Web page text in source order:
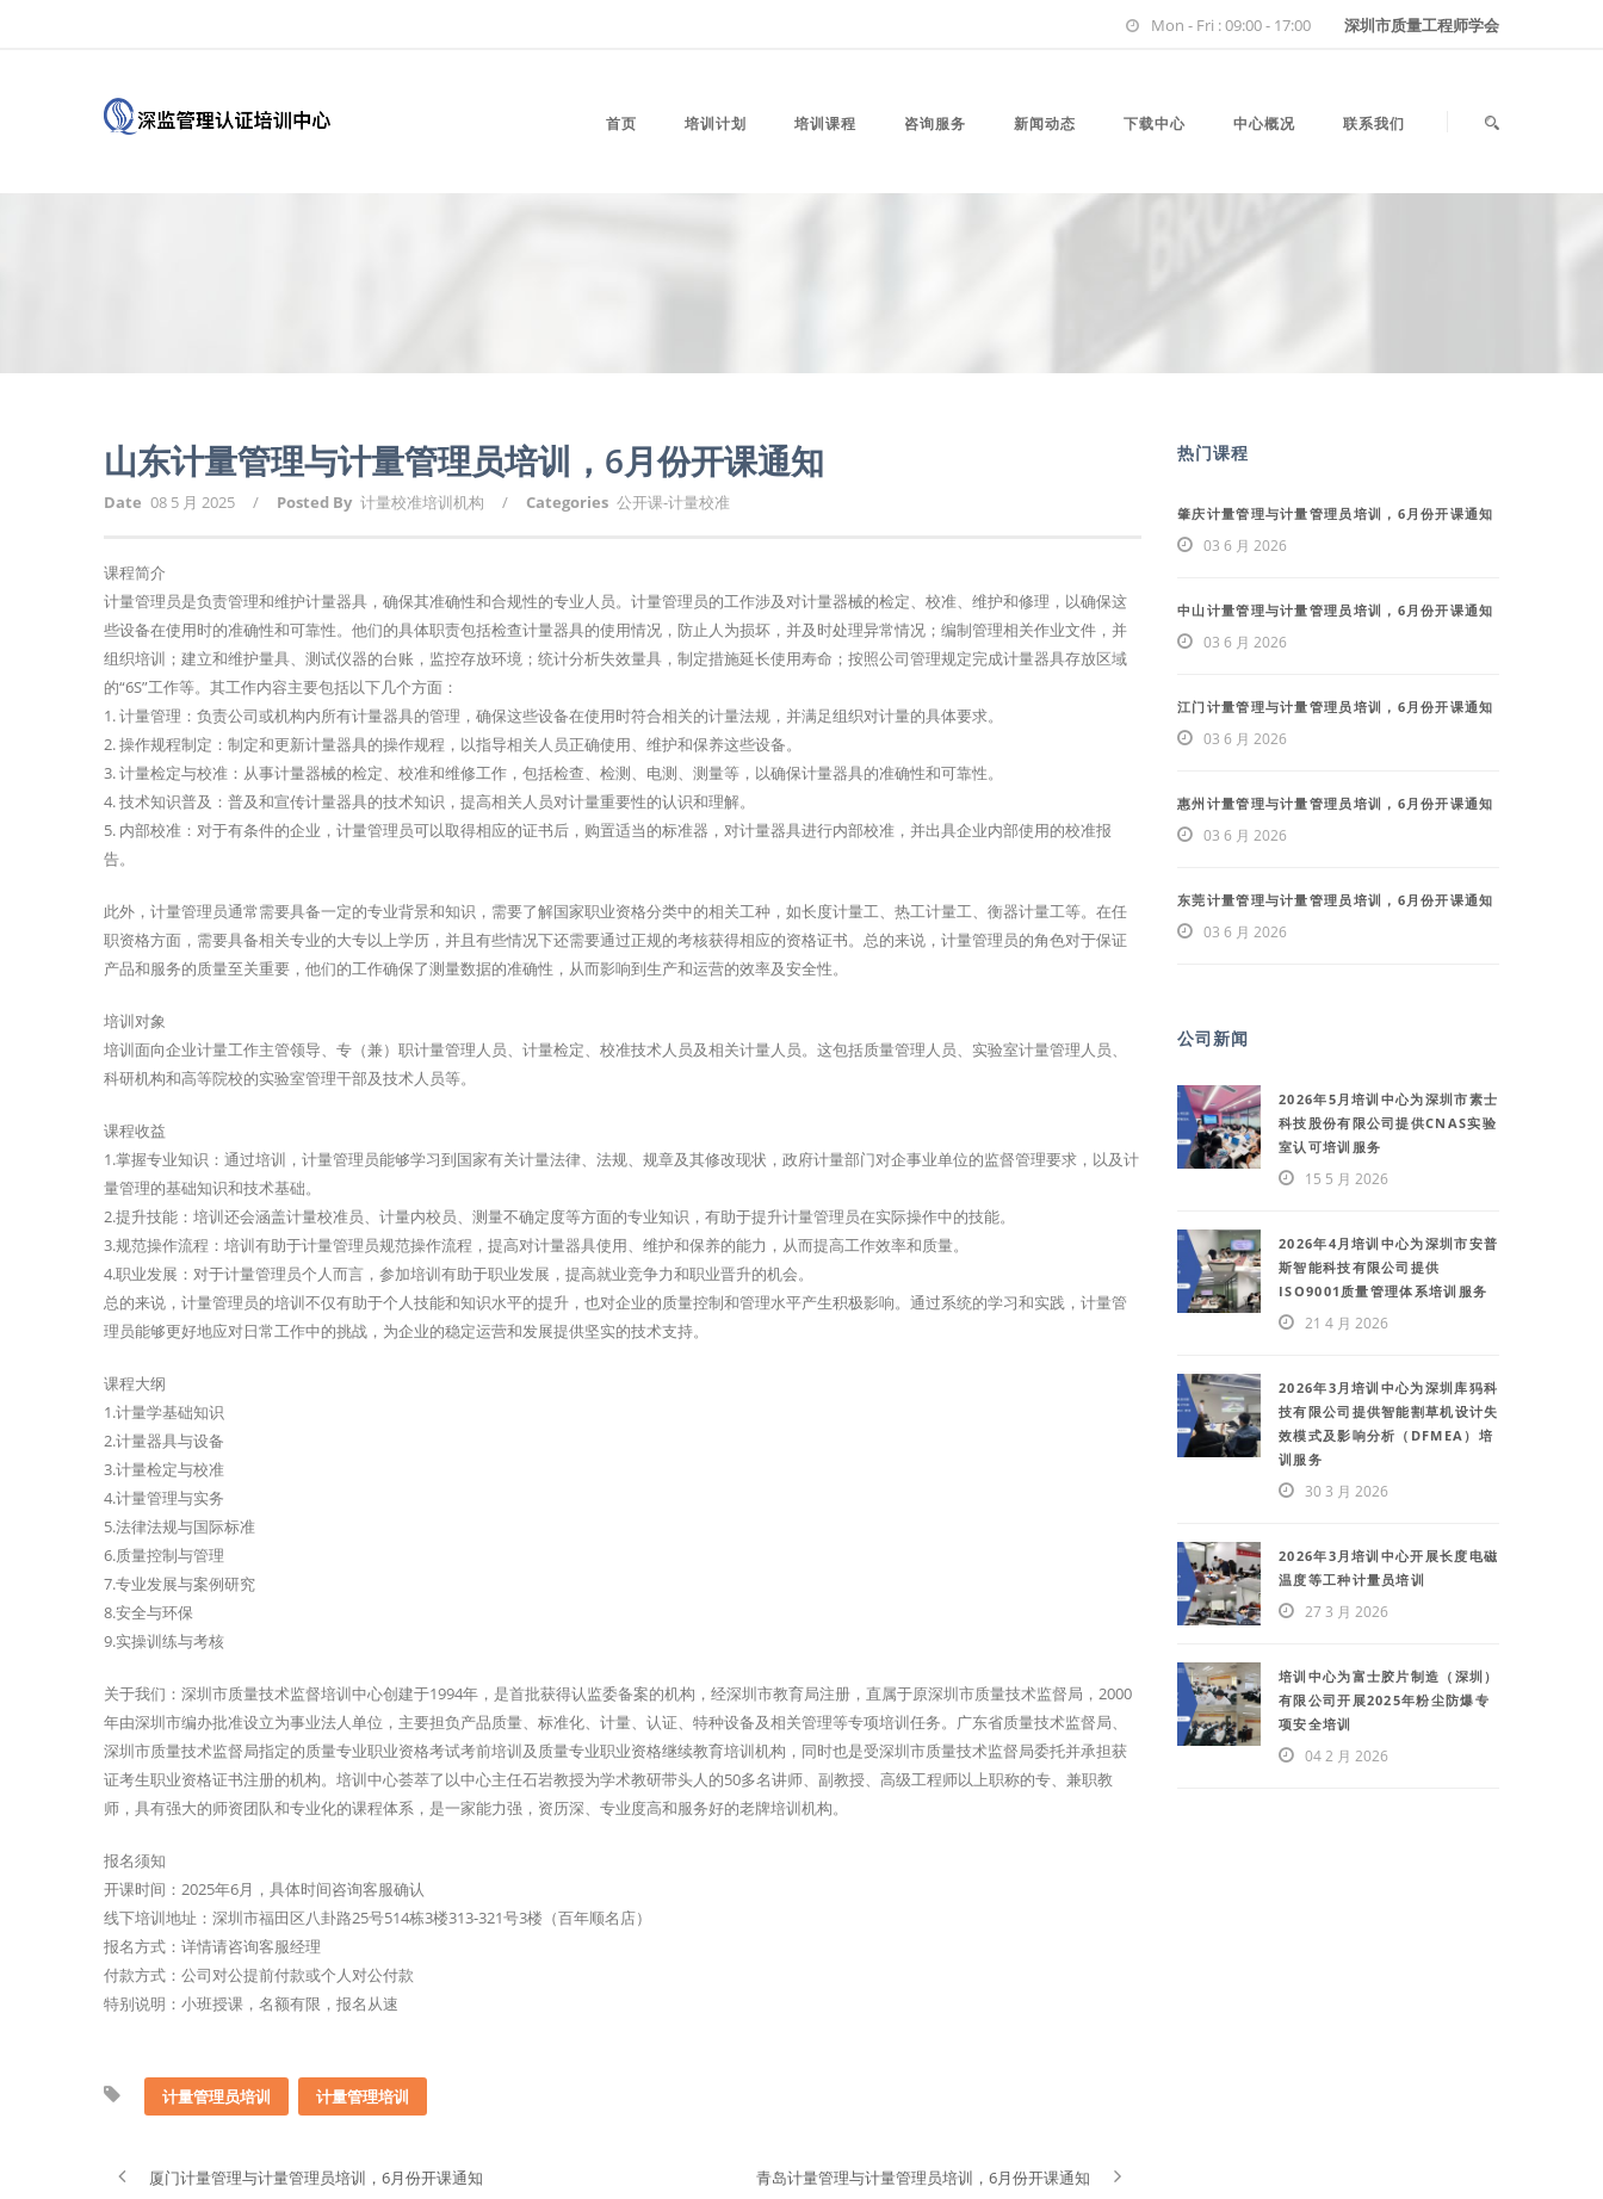
Mon - Fri : 09:00 - 17:00 深圳市质量工程师学会
首页 培训计划 培训课程 咨询服务 新闻动态 下载中心 中心概况 联系我们
山东计量管理与计量管理员培训，6月份开课通知
Date 08 5 月 2025 / Posted By 计量校准培训机构 / Categories 公开课-计量校准
课程简介
计量管理员是负责管理和维护计量器具，确保其准确性和合规性的专业人员。计量管理员的工作涉及对计量器械的检定、校准、维护和修理，以确保这
些设备在使用时的准确性和可靠性。他们的具体职责包括检查计量器具的使用情况，防止人为损坏，并及时处理异常情况；编制管理相关作业文件，并
组织培训；建立和维护量具、测试仪器的台账，监控存放环境；统计分析失效量具，制定措施延长使用寿命；按照公司管理规定完成计量器具存放区域
的“6S”工作等。其工作内容主要包括以下几个方面：
1. 计量管理：负责公司或机构内所有计量器具的管理，确保这些设备在使用时符合相关的计量法规，并满足组织对计量的具体要求。
2. 操作规程制定：制定和更新计量器具的操作规程，以指导相关人员正确使用、维护和保养这些设备。
3. 计量检定与校准：从事计量器械的检定、校准和维修工作，包括检查、检测、电测、测量等，以确保计量器具的准确性和可靠性。
4. 技术知识普及：普及和宣传计量器具的技术知识，提高相关人员对计量重要性的认识和理解。
5. 内部校准：对于有条件的企业，计量管理员可以取得相应的证书后，购置适当的标准器，对计量器具进行内部校准，并出具企业内部使用的校准报
告。
此外，计量管理员通常需要具备一定的专业背景和知识，需要了解国家职业资格分类中的相关工种，如长度计量工、热工计量工、衡器计量工等。在任
职资格方面，需要具备相关专业的大专以上学历，并且有些情况下还需要通过正规的考核获得相应的资格证书。总的来说，计量管理员的角色对于保证
产品和服务的质量至关重要，他们的工作确保了测量数据的准确性，从而影响到生产和运营的效率及安全性。
培训对象
培训面向企业计量工作主管领导、专（兼）职计量管理人员、计量检定、校准技术人员及相关计量人员。这包括质量管理人员、实验室计量管理人员、
科研机构和高等院校的实验室管理干部及技术人员等。
课程收益
1.掌握专业知识：通过培训，计量管理员能够学习到国家有关计量法律、法规、规章及其修改现状，政府计量部门对企事业单位的监督管理要求，以及计
量管理的基础知识和技术基础。
2.提升技能：培训还会涵盖计量校准员、计量内校员、测量不确定度等方面的专业知识，有助于提升计量管理员在实际操作中的技能。
3.规范操作流程：培训有助于计量管理员规范操作流程，提高对计量器具使用、维护和保养的能力，从而提高工作效率和质量。
4.职业发展：对于计量管理员个人而言，参加培训有助于职业发展，提高就业竞争力和职业晋升的机会。
总的来说，计量管理员的培训不仅有助于个人技能和知识水平的提升，也对企业的质量控制和管理水平产生积极影响。通过系统的学习和实践，计量管
理员能够更好地应对日常工作中的挑战，为企业的稳定运营和发展提供坚实的技术支持。
课程大纲
1.计量学基础知识
2.计量器具与设备
3.计量检定与校准
4.计量管理与实务
5.法律法规与国际标准
6.质量控制与管理
7.专业发展与案例研究
8.安全与环保
9.实操训练与考核
关于我们：深圳市质量技术监督培训中心创建于1994年，是首批获得认监委备案的机构，经深圳市教育局注册，直属于原深圳市质量技术监督局，2000
年由深圳市编办批准设立为事业法人单位，主要担负产品质量、标准化、计量、认证、特种设备及相关管理等专项培训任务。广东省质量技术监督局、
深圳市质量技术监督局指定的质量专业职业资格考试考前培训及质量专业职业资格继续教育培训机构，同时也是受深圳市质量技术监督局委托并承担获
证考生职业资格证书注册的机构。培训中心荟萃了以中心主任石岩教授为学术教研带头人的50多名讲师、副教授、高级工程师以上职称的专、兼职教
师，具有强大的师资团队和专业化的课程体系，是一家能力强，资历深、专业度高和服务好的老牌培训机构。
报名须知
开课时间：2025年6月，具体时间咨询客服确认
线下培训地址：深圳市福田区八卦路25号514栋3楼313-321号3楼（百年顺名店）
报名方式：详情请咨询客服经理
付款方式：公司对公提前付款或个人对公付款
特别说明：小班授课，名额有限，报名从速
计量管理员培训 计量管理培训
厦门计量管理与计量管理员培训，6月份开课通知 青岛计量管理与计量管理员培训，6月份开课通知
热门课程
肇庆计量管理与计量管理员培训，6月份开课通知
03 6 月 2026
中山计量管理与计量管理员培训，6月份开课通知
03 6 月 2026
江门计量管理与计量管理员培训，6月份开课通知
03 6 月 2026
惠州计量管理与计量管理员培训，6月份开课通知
03 6 月 2026
东莞计量管理与计量管理员培训，6月份开课通知
03 6 月 2026
公司新闻
2026年5月培训中心为深圳市素士
科技股份有限公司提供CNAS实验
室认可培训服务
15 5 月 2026
2026年4月培训中心为深圳市安普
斯智能科技有限公司提供
ISO9001质量管理体系培训服务
21 4 月 2026
2026年3月培训中心为深圳库犸科
技有限公司提供智能割草机设计失
效模式及影响分析（DFMEA）培
训服务
30 3 月 2026
2026年3月培训中心开展长度电磁
温度等工种计量员培训
27 3 月 2026
培训中心为富士胶片制造（深圳）
有限公司开展2025年粉尘防爆专
项安全培训
04 2 月 2026